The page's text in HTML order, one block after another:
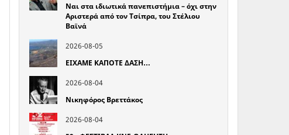
Ναι στα ιδιωτικά πανεπιστήμια – όχι στην
Αριστερά από τον Τσίπρα, του Στέλιου
Βαϊνά
2026-08-05
ΕΙΧΑΜΕ ΚΑΠΟΤΕ ΔΑΣΗ…
2026-08-04
Νικηφόρος Βρεττάκος
2026-08-04